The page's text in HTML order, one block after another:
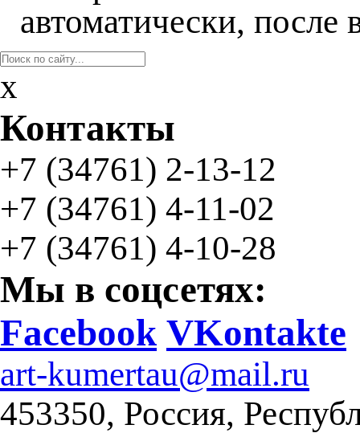
автоматически, после
x
Контакты
+7 (34761) 2-13-12
+7 (34761) 4-11-02
+7 (34761) 4-10-28
Мы в соцсетях:
Facebook VKontakte
art-kumertau@mail.ru
453350, Россия,